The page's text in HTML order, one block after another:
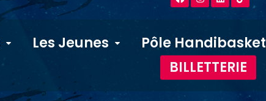
Les Jeunes Pôle Handibasket
BILLETTERIE